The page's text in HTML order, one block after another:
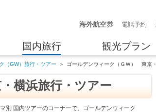
海外航空券
電話予約
国内旅行 観光プラン
（GW）旅行・ツアー ＞ ゴールデンウィーク（ＧＷ） 東京
横浜旅行・ツアー
別 国内ツアーのコーナーで、ゴールデンウィーク